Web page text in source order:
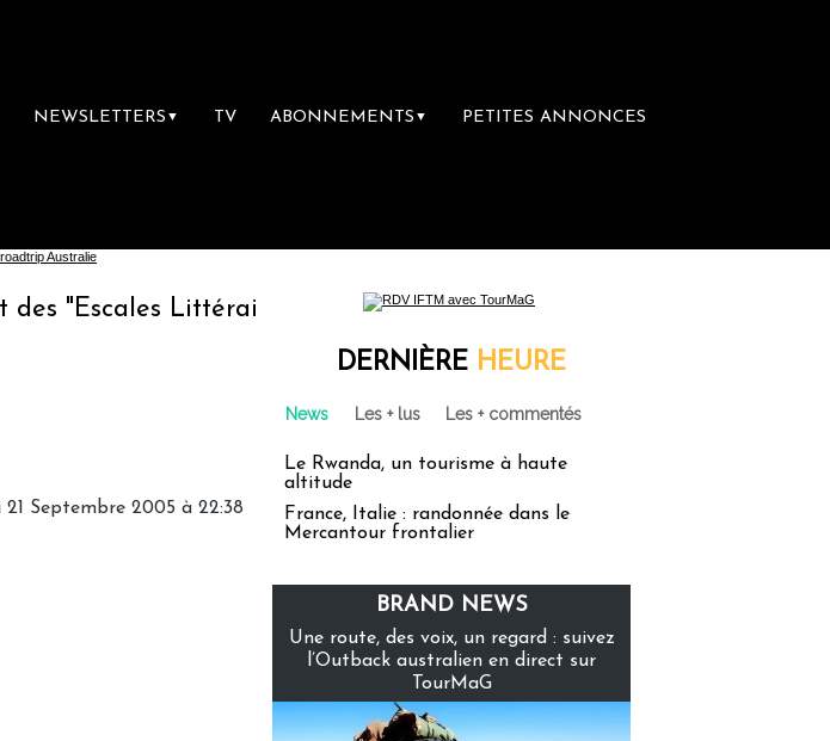
NEWSLETTERS ▼ TV ABONNEMENTS ▼ PETITES ANNONCES
Littéraires", la première librairie du voyage
Septembre 2005 à 22:38
DERNIÈRE HEURE
News Les + lus Les + commentés
Le Rwanda, un tourisme à haute
altitude
France, Italie : randonnée dans le
Mercantour frontalier
BRAND NEWS
Une route, des voix, un regard : suivez
l’Outback australien en direct sur
TourMaG